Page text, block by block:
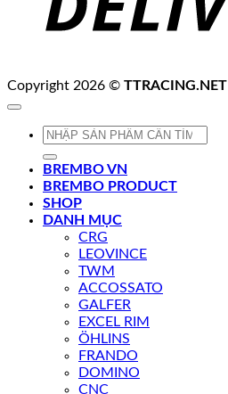
Copyright 2026 © TTRACING.NET
Tìm
BREMBO VN
BREMBO PRODUCT
SHOP
DANH MỤC
CRG
LEOVINCE
TWM
ACCOSSATO
GALFER
EXCEL RIM
ÖHLINS
FRANDO
DOMINO
CNC